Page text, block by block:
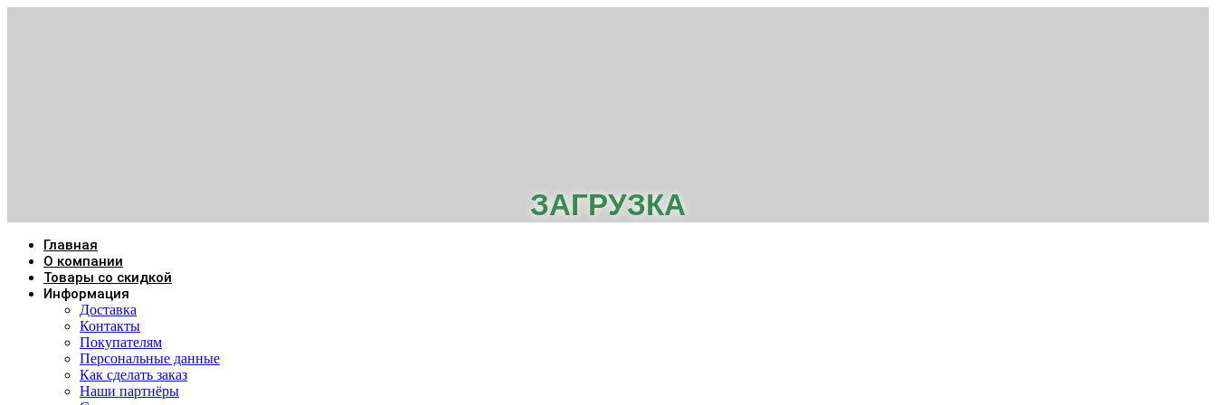
ЗАГРУЗКА
Главная
О компании
Товары со скидкой
Информация
Доставка
Контакты
Покупателям
Персональные данные
Как сделать заказ
Наши партнёры